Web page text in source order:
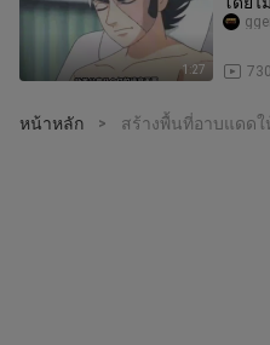
1:27 730
หน้าหลัก > สร้างพื้นที่อาบแดด